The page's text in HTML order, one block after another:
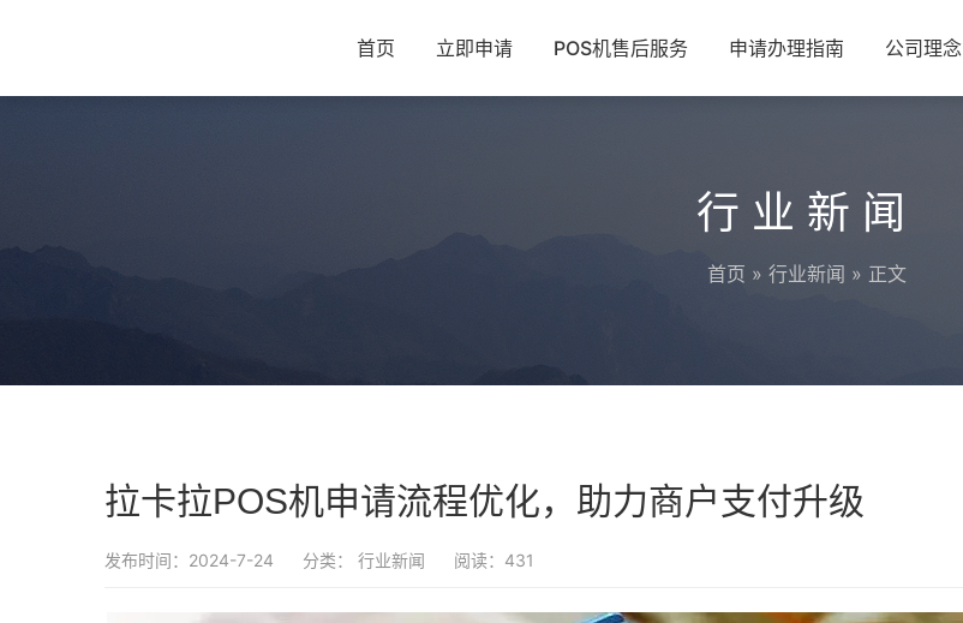
首页 立即申请 POS机售后服务 申请办理指南 公司理念
行业新闻
首页 » 行业新闻 » 正文
拉卡拉POS机申请流程优化，助力商户支付升级
发布时间：2024-7-24 分类： 行业新闻 阅读：431